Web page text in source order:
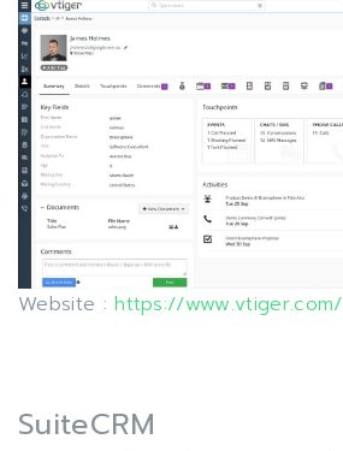
Website :https://www.vtiger.com/
SuiteCRM